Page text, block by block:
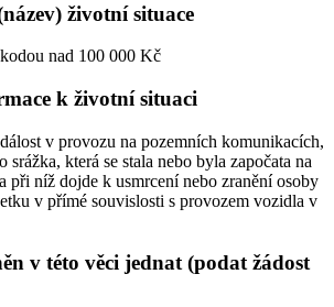
životní situace
nad 100 000 Kč
k životní situaci
v provozu na pozemních komunikacích,
srážka, která se stala nebo byla započata na
při níž dojde k usmrcení nebo zranění osoby
v přímé souvislosti s provozem vozidla v
v této věci jednat (podat žádost